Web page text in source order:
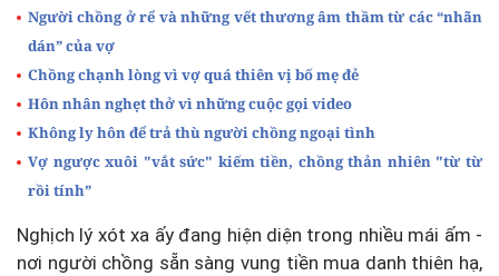
Người chồng ở rể và những vết thương âm thầm từ các “nhãn
dán” của vợ
Chồng chạnh lòng vì vợ quá thiên vị bố mẹ đẻ
Hôn nhân nghẹt thở vì những cuộc gọi video
Không ly hôn để trả thù người chồng ngoại tình
Vợ ngược xuôi "vắt sức" kiếm tiền, chồng thản nhiên "từ từ
rồi tính”
Nghịch lý xót xa ấy đang hiện diện trong nhiều mái ấm -
nơi người chồng sẵn sàng vung tiền mua danh thiên hạ,